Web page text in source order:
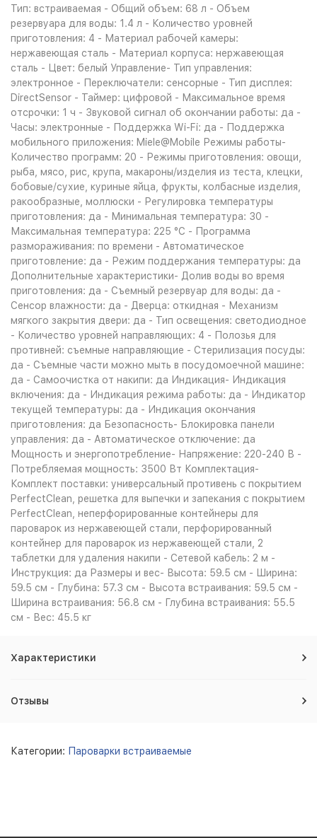
Тип: встраиваемая - Общий объем: 68 л - Объем
резервуара для воды: 1.4 л - Количество уровней
приготовления: 4 - Материал рабочей камеры:
нержавеющая сталь - Материал корпуса: нержавеющая
сталь - Цвет: белый Управление- Тип управления:
электронное - Переключатели: сенсорные - Тип дисплея:
DirectSensor - Таймер: цифровой - Максимальное время
отсрочки: 1 ч - Звуковой сигнал об окончании работы: да -
Часы: электронные - Поддержка Wi-Fi: да - Поддержка
мобильного приложения: Miele@Mobile Режимы работы-
Количество программ: 20 - Режимы приготовления: овощи,
рыба, мясо, рис, крупа, макароны/изделия из теста, клецки,
бобовые/сухие, куриные яйца, фрукты, колбасные изделия,
ракообразные, моллюски - Регулировка температуры
приготовления: да - Минимальная температура: 30 -
Максимальная температура: 225 °C - Программа
размораживания: по времени - Автоматическое
приготовление: да - Режим поддержания температуры: да
Дополнительные характеристики- Долив воды во время
приготовления: да - Съемный резервуар для воды: да -
Сенсор влажности: да - Дверца: откидная - Механизм
мягкого закрытия двери: да - Тип освещения: светодиодное
- Количество уровней направляющих: 4 - Полозья для
противней: съемные направляющие - Стерилизация посуды:
да - Съемные части можно мыть в посудомоечной машине:
да - Самоочистка от накипи: да Индикация- Индикация
включения: да - Индикация режима работы: да - Индикатор
текущей температуры: да - Индикация окончания
приготовления: да Безопасность- Блокировка панели
управления: да - Автоматическое отключение: да
Мощность и энергопотребление- Напряжение: 220-240 В -
Потребляемая мощность: 3500 Вт Комплектация-
Комплект поставки: универсальный противень с покрытием
PerfectClean, решетка для выпечки и запекания с покрытием
PerfectClean, неперфорированные контейнеры для
пароварок из нержавеющей стали, перфорированный
контейнер для пароварок из нержавеющей стали, 2
таблетки для удаления накипи - Сетевой кабель: 2 м -
Инструкция: да Размеры и вес- Высота: 59.5 см - Ширина:
59.5 см - Глубина: 57.3 см - Высота встраивания: 59.5 см -
Ширина встраивания: 56.8 см - Глубина встраивания: 55.5
см - Вес: 45.5 кг
Характеристики
Отзывы
Категории: Пароварки встраиваемые